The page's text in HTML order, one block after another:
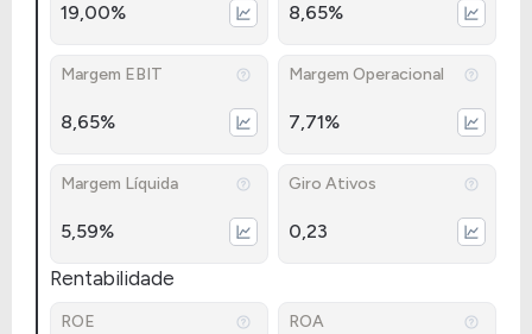
19,00% 8,65%
Margem EBIT
8,65%
Margem Operacional
7,71%
Margem Líquida
5,59%
Giro Ativos
0,23
Rentabilidade
ROE ROA